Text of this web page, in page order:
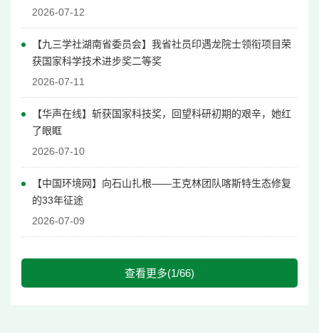
2026-07-12
【九三学社湖南省委员会】 我省社员印遇龙院士领衔项目荣
获国家科学技术进步奖二等奖
2026-07-11
【华声在线】斩获国家科技奖，回望科研初期的艰辛，她红
了眼眶
2026-07-10
【中国环境网】向石山扎根——王克林团队喀斯特生态修复
的33年征途
2026-07-09
查看更多(1/66)